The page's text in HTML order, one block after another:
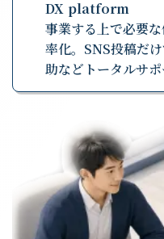
DX platform
事業する上で必要
率化。SNS投稿だ
助などトータルサポ